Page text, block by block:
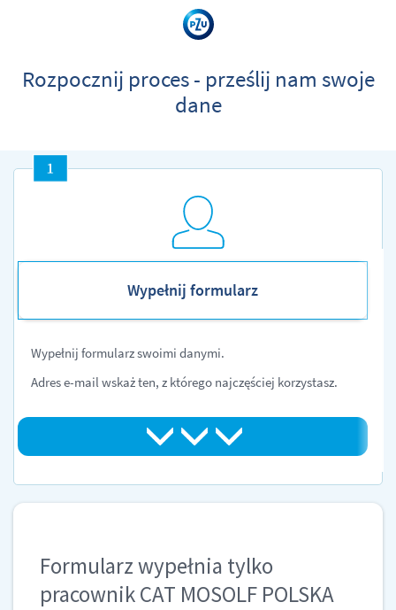
Rozpocznij proces - prześlij nam swoje
dane
Wypełnij formularz
Wypełnij formularz swoimi danymi.
Adres e-mail wskaż ten, z którego najczęściej korzystasz.